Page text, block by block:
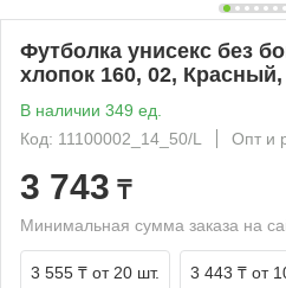
Футболка унисекс без
хлопок 160, 02, Красный,
В наличии 349 ед.
Код: 11100002_14_50/L
Опт и
3 743 ₸
Минимальная сумма заказа на
3 555 ₸ от 20 шт. 3 443 ₸ от